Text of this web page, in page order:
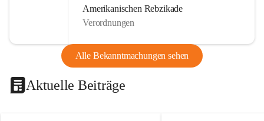
Amerikanischen Rebzikade
Verordnungen
Alle Bekanntmachungen sehen
Aktuelle Beiträge